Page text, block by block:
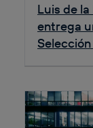
Luis de
entrega